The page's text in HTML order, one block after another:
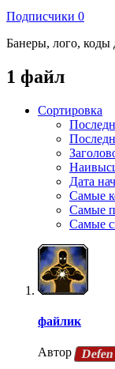
Подписчики 0
Банеры, лого, коды
1 файл
Сортировка
Дата
Самые
Самые
Самые
файлик
Автор Defen